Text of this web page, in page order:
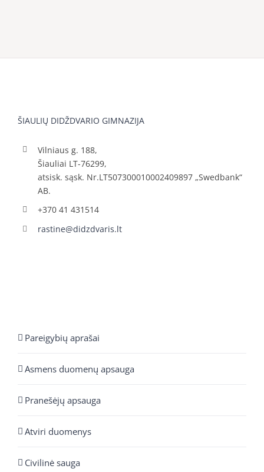
ŠIAULIŲ DIDŽDVARIO GIMNAZIJA
Vilniaus g. 188,
Šiauliai LT-76299,
atsisk. sąsk. Nr.LT507300010002409897 „Swedbank“
AB.
+370 41 431514
rastine@didzdvaris.lt
Pareigybių aprašai
Asmens duomenų apsauga
Pranešėjų apsauga
Atviri duomenys
Civilinė sauga